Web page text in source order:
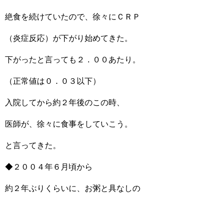
絶食を続けていたので、徐々にＣＲＰ
（炎症反応）が下がり始めてきた。
下がったと言っても２．００あたり。
（正常値は０．０３以下）
入院してから約２年後のこの時、
医師が、徐々に食事をしていこう。
と言ってきた。
◆２００４年６月頃から
約２年ぶりくらいに、お粥と具なしの